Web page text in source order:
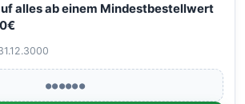
alles ab einem Mindestbestellwert
●●●●●●